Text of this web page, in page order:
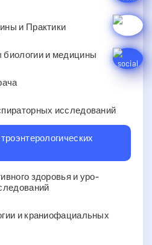
и Практики
и медицины
исследований
здоровья и уро-
и краниофациальных